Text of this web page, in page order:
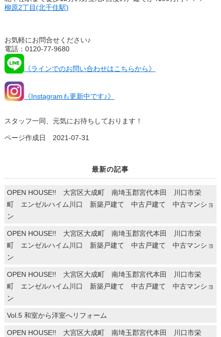
柳原2丁目(北千住駅)
お気軽にお問合せください♪
電話：0120-77-9680
《ラインでのお問い合わせはこちらから》
《Instagramも更新中です♪》
スタッフ一同、元気にお待ちしております！
ページ作成日 2021-07-31
最新の記事
OPEN HOUSE!! 大宮区大成町 南埼玉郡宮代本田 川口市栄
町 エンゼルハイム川口 新築戸建て 中古戸建て 中古マンショ
ン
OPEN HOUSE!! 大宮区大成町 南埼玉郡宮代本田 川口市栄
町 エンゼルハイム川口 新築戸建て 中古戸建て 中古マンショ
ン
OPEN HOUSE!! 大宮区大成町 南埼玉郡宮代本田 川口市栄
町 エンゼルハイム川口 新築戸建て 中古戸建て 中古マンショ
ン
Vol.5 和室から洋室へリフォーム
OPEN HOUSE!! 大宮区大成町 南埼玉郡宮代本田 川口市栄